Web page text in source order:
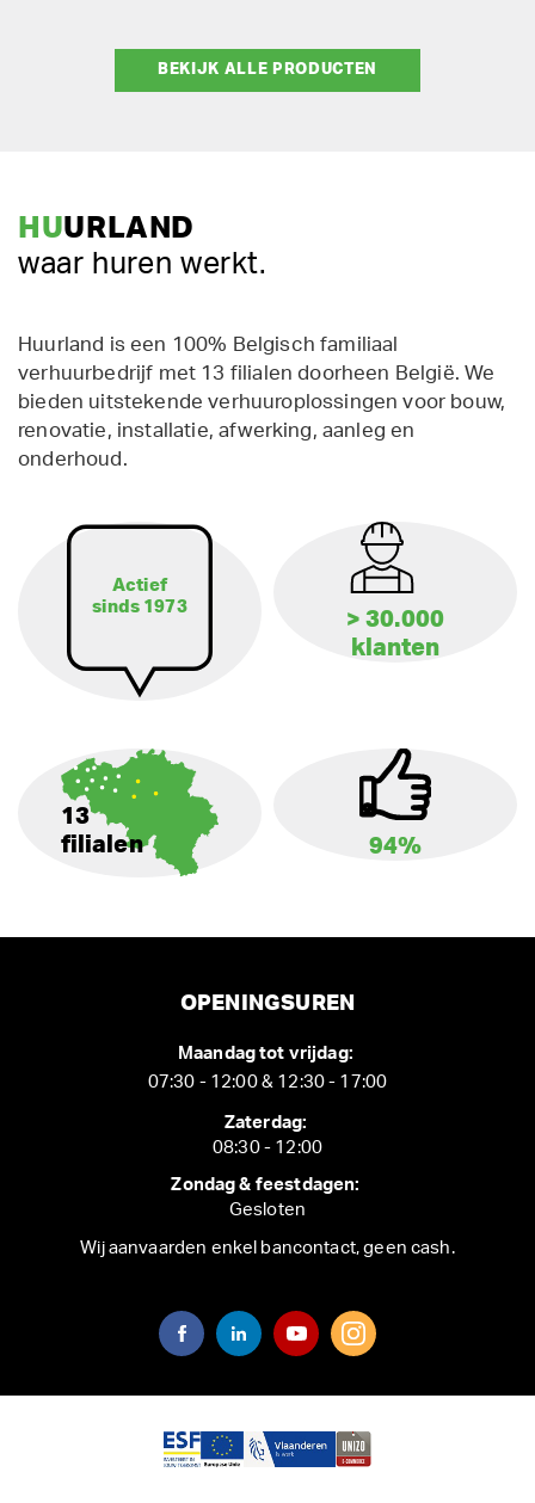
BEKIJK ALLE PRODUCTEN
HUURLAND
waar huren werkt.
Huurland is een 100% Belgisch familiaal
verhuurbedrijf met 13 filialen doorheen België. We
bieden uitstekende verhuuroplossingen voor bouw,
renovatie, installatie, afwerking, aanleg en
onderhoud.
Actief
sinds 1973
> 30.000
klanten
13
filialen
94%
OPENINGSUREN
Maandag tot vrijdag:
07:30 - 12:00 & 12:30 - 17:00
Zaterdag:
08:30 - 12:00
Zondag & feestdagen:
Gesloten
Wij aanvaarden enkel bancontact, geen cash.